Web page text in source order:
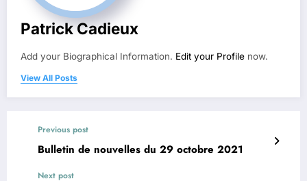
Patrick Cadieux
Add your Biographical Information. Edit your Profile now.
View All Posts
Previous post
Bulletin de nouvelles du 29 octobre 2021
Next post